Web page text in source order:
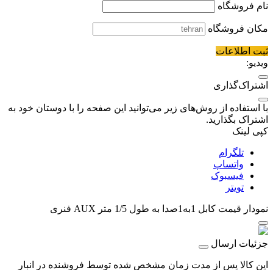
نام فروشگاه
مکان فروشگاه
ثبت اطلاعات
ویدیو:
اشتراک‌گذاری
با استفاده از روش‌های زیر می‌توانید این صفحه را با دوستان خود به
اشتراک بگذارید.
کپی لینک
تلگرام
واتساپ
فیسبوک
تویتر
نمودار قیمت کابل 1به1صدا به طول 1/5 متر AUX فنری
جزئیات ارسال
این کالا پس از مدت زمان مشخص شده توسط فروشنده در انبار